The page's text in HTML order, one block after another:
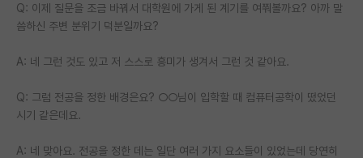
Q: 이제 질문을 조금 바꿔서 대학원에 가게 된 계기를 여쭤볼까요? 아까 말
씀하신 주변 분위기 덕분일까요?
A: 네 그런 것도 있고 저 스스로 흥미가 생겨서 그런 것 같아요.
Q: 그럼 전공을 정한 배경은요? ○○님이 입학할 때 컴퓨터공학이 떴었던
시기 같은데요.
A: 네 맞아요. 전공을 정한 데는 일단 여러 가지 요소들이 있었는데 당연히